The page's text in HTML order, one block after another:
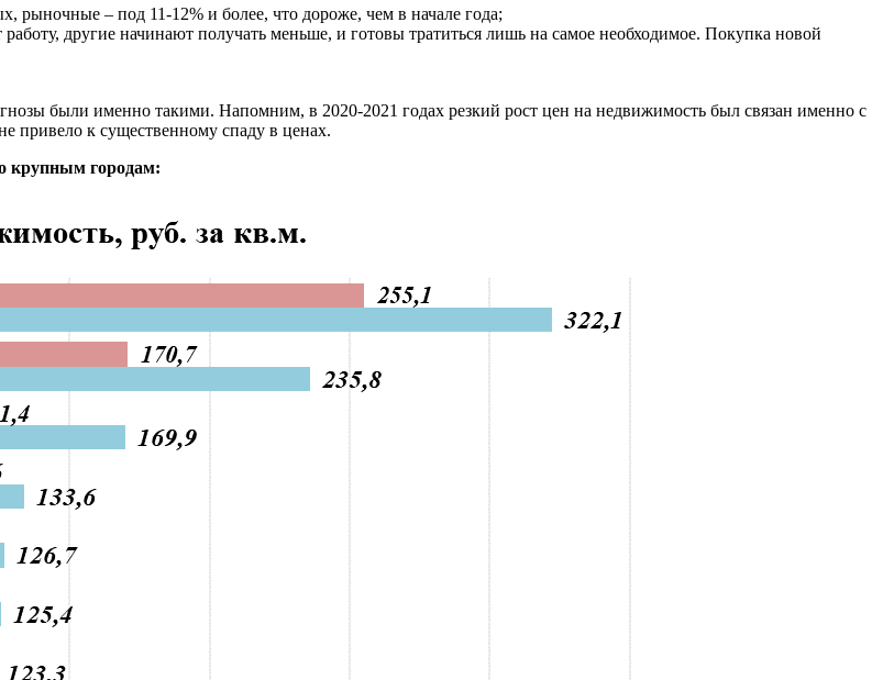
рыночные – под 11-12% и более, что дороже, чем в начале года;
другие начинают получать меньше, и готовы тратиться лишь на самое необходимое. Покупка новой
были именно такими. Напомним, в 2020-2021 годах резкий рост цен на недвижимость был связан именно с
привело к существенному спаду в ценах.
крупным городам: